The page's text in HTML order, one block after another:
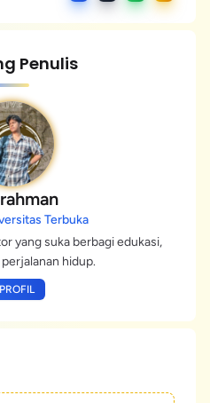
Penulis
Terbuka
yang suka berbagi edukasi,
hidup.
PROFIL